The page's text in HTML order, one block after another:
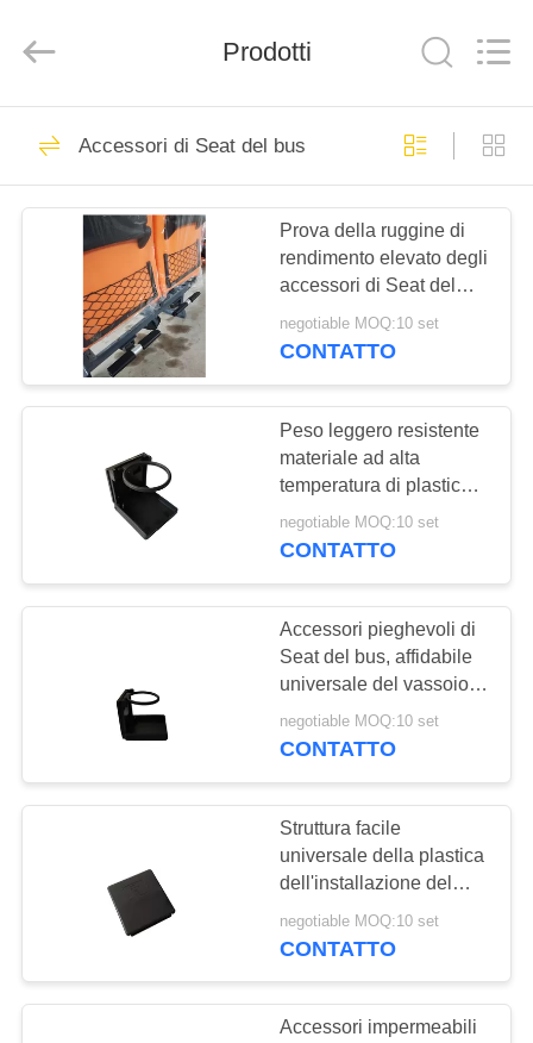
CASA
PRODOTTI
GIRO
FABBRICA
CONTROLLO
DI
QUALITÀ
CONTATTICI
MAPPA
SITO
Precision
Sedili di lusso del
bus
Sedili del bus del
sottobicchiere
9
Bus turistico Seat
19
Autista di autobus
Seat
24
Prodotti
Accessori di Seat del bus
Prova della ruggine di
rendimento elevato degli
accessori di Seat del
bus del ODM dell'OEM
resistente alla
negotiable MOQ:10 set
CONTATTO
Peso leggero resistente
materiale ad alta
temperatura di plastica
del supporto di tazza di
Seat
negotiable MOQ:10 set
CONTATTO
Accessori pieghevoli di
Seat del bus, affidabile
universale del vassoio
dell'alimento del sedile
posteriore di automobile
negotiable MOQ:10 set
CONTATTO
Struttura facile
universale della plastica
dell'installazione del
supporto di tazza della
sede di automobile
negotiable MOQ:10 set
CONTATTO
Accessori impermeabili